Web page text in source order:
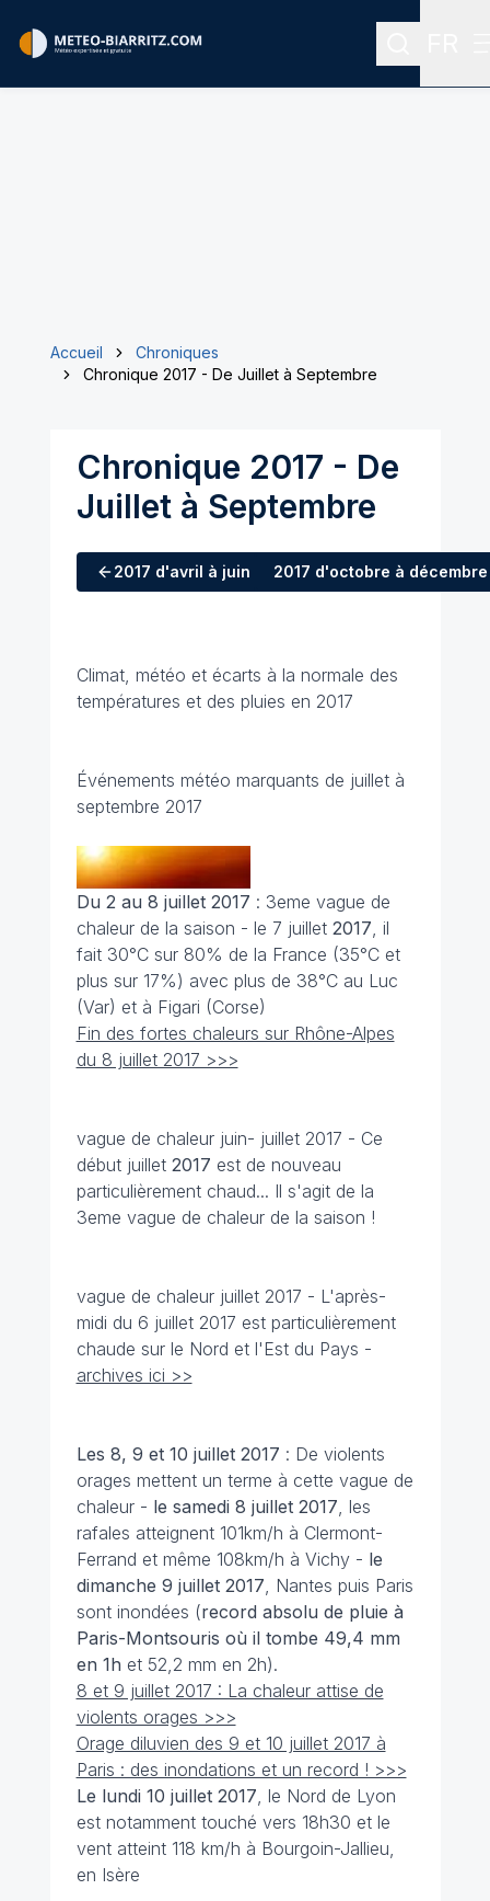
Accueil
Chroniques
Chronique 2017 - De Juillet à Septembre
Chronique 2017 - De
Juillet à Septembre
2017 d'avril à juin 2017 d'octobre à décembre
Climat, météo et écarts à la normale des
températures et des pluies en 2017
Événements météo marquants de juillet à
septembre 2017
Du 2 au 8 juillet 2017 : 3eme vague de
chaleur de la saison - le 7 juillet 2017, il
fait 30°C sur 80% de la France (35°C et
plus sur 17%) avec plus de 38°C au Luc
(Var) et à Figari (Corse)
Fin des fortes chaleurs sur Rhône-Alpes
du 8 juillet 2017 >>>
vague de chaleur juin- juillet 2017 - Ce
début juillet 2017 est de nouveau
particulièrement chaud... Il s'agit de la
3eme vague de chaleur de la saison !
vague de chaleur juillet 2017 - L'après-
midi du 6 juillet 2017 est particulièrement
chaude sur le Nord et l'Est du Pays -
archives ici >>
Les 8, 9 et 10 juillet 2017 : De violents
orages mettent un terme à cette vague de
chaleur - le samedi 8 juillet 2017, les
rafales atteignent 101km/h à Clermont-
Ferrand et même 108km/h à Vichy - le
dimanche 9 juillet 2017, Nantes puis Paris
sont inondées (record absolu de pluie à
Paris-Montsouris où il tombe 49,4 mm
en 1h et 52,2 mm en 2h).
8 et 9 juillet 2017 : La chaleur attise de
violents orages >>>
Orage diluvien des 9 et 10 juillet 2017 à
Paris : des inondations et un record ! >>>
Le lundi 10 juillet 2017, le Nord de Lyon
est notamment touché vers 18h30 et le
vent atteint 118 km/h à Bourgoin-Jallieu,
en Isère